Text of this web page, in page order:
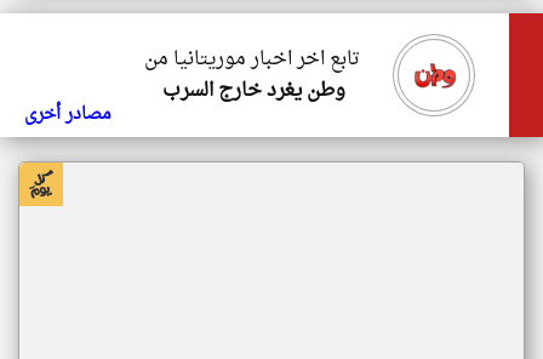
تابع اخر اخبار موريتانيا من
وطن يغرد خارج السرب
مصادر أخرى